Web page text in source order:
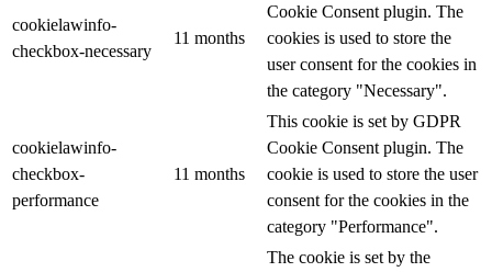
cookielawinfo-
checkbox-necessary
11 months
Cookie Consent plugin. The
cookies is used to store the
user consent for the cookies in
the category "Necessary".
cookielawinfo-
checkbox-
performance
11 months
This cookie is set by GDPR
Cookie Consent plugin. The
cookie is used to store the user
consent for the cookies in the
category "Performance".
The cookie is set by the